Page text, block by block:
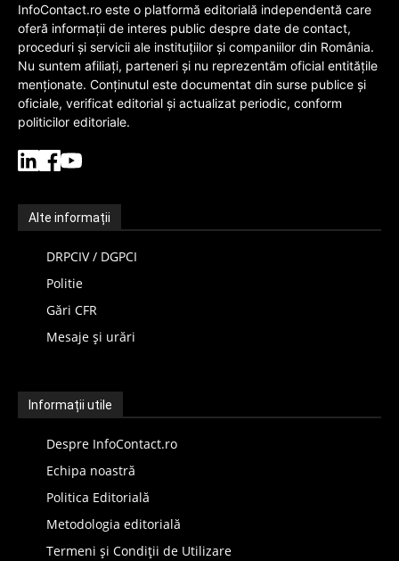
InfoContact.ro este o platformă editorială independentă care
oferă informații de interes public despre date de contact,
proceduri și servicii ale instituțiilor și companiilor din România.
Nu suntem afiliați, parteneri și nu reprezentăm oficial entitățile
menționate. Conținutul este documentat din surse publice și
oficiale, verificat editorial și actualizat periodic, conform
politicilor editoriale.
Alte informații
DRPCIV / DGPCI
Politie
Gări CFR
Mesaje și urări
Informații utile
Despre InfoContact.ro
Echipa noastră
Politica Editorială
Metodologia editorială
Termeni și Condiții de Utilizare